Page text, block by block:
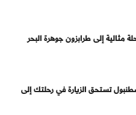
مثالية إلى طرابزون جوهرة البحر
تستحق الزيارة في رحلتك إلى